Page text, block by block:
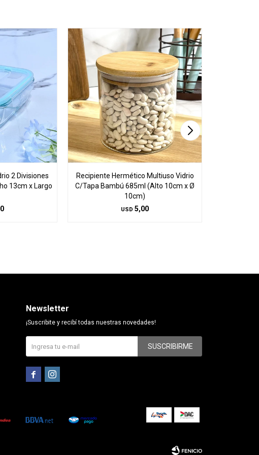
2 Divisiones
13cm x Largo
Recipiente Hermético Multiuso Vidrio
C/Tapa Bambú 685ml (Alto 10cm x Ø
10cm)
USD 5,00
Newsletter
¡Suscribite y recibí todas nuestras novedades!
SUSCRIBIRME
 